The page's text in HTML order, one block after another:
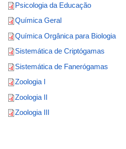
Psicologia da Educação
Química Geral
Química Orgânica para Biologia
Sistemática de Criptógamas
Sistemática de Fanerógamas
Zoologia I
Zoologia II
Zoologia III